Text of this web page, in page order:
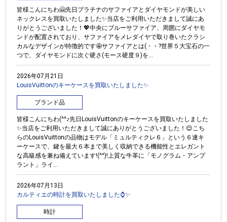
皆様こんにちわ🤗先日プラチナのサファイアとダイヤモンドが美しい
ネックレスを買取いたしました✨当店をご利用いただきまして誠にあ
りがとうございました！💖中央にブルーサファイア、周囲にダイヤモ
ンドが配置されており、サファイアをメレダイヤで取り巻いたクラシ
カルなデザインが特徴的です🤩サファイアとは(・・?世界５大宝石の一
つで、ダイヤモンドに次ぐ硬さ(モース硬度９)を...
2026年07月21日
LouisVuittonのキーケースを買取いたしました✨
ブランド品
皆様こんにちわ(^^♪先日LouisVuittonのキーケースを買取いたしました
✨当店をご利用いただきまして誠にありがとうございました！😌こち
らのLouisVuittonの品物はモデル「ミュルティクレ６」という６連キ
ーケースで、鍵を最大６本まで美しく収納できる機能性とエレガント
な高級感を兼ね備えています!(^^)!上質な牛革に「モノグラム・アンプ
ラント」ライ...
2026年07月13日
カルティエの時計を買取いたしました⌚✨
時計